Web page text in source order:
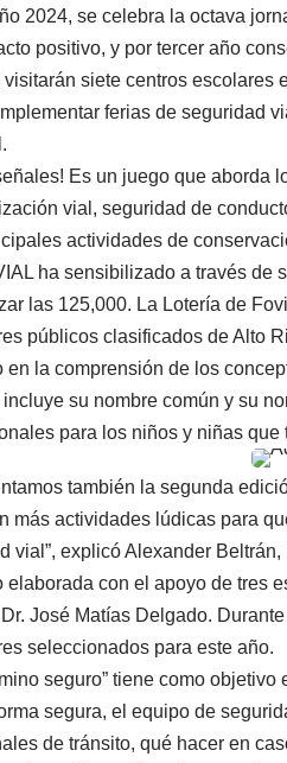
2024, se celebra la octava
positivo, y por tercer año
visitarán siete centros
ferias de seguridad
Es un juego que aborda
vial, seguridad de
actividades de
ha sensibilizado a través de
las 125,000. La Lotería de
públicos clasificados de Alto
en la comprensión de los
su nombre común y su
para los niños y niñas
también la segunda
más actividades lúdicas para
vial”, explicó Alexander
elaborada con el apoyo de tres
José Matías Delgado.
seleccionados para este año.
seguro” tiene como
segura, el equipo de
de tránsito, qué hacer en